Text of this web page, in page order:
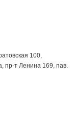
100,
пр-т Ленина 169, пав.